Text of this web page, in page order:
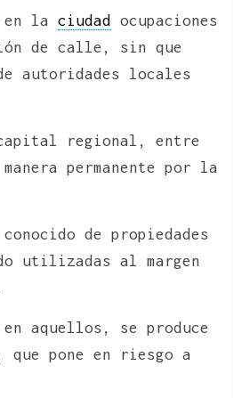
en la ciudad ocupaciones
de calle, sin que
autoridades locales
capital regional, entre
permanente por la
de propiedades
utilizadas al margen
aquellos, se produce
que pone en riesgo a